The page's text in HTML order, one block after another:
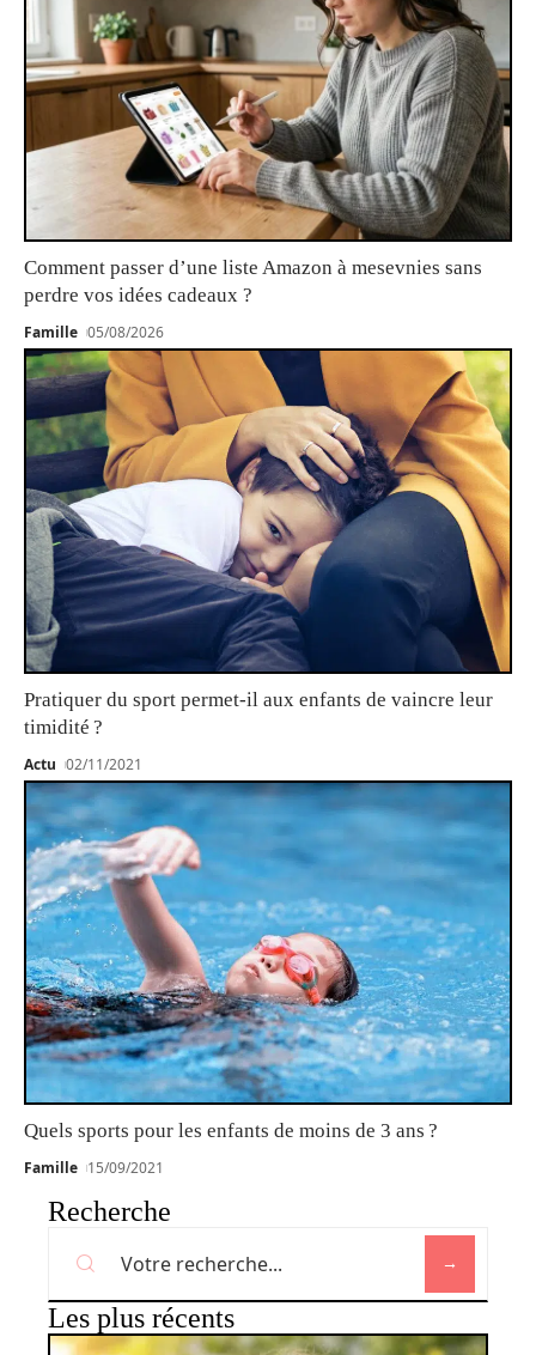
Comment passer d’une liste Amazon à mesevnies sans
perdre vos idées cadeaux ?
Famille 05/08/2026
Pratiquer du sport permet-il aux enfants de vaincre leur
timidité ?
Actu 02/11/2021
Quels sports pour les enfants de moins de 3 ans ?
Famille 15/09/2021
Recherche
Les plus récents